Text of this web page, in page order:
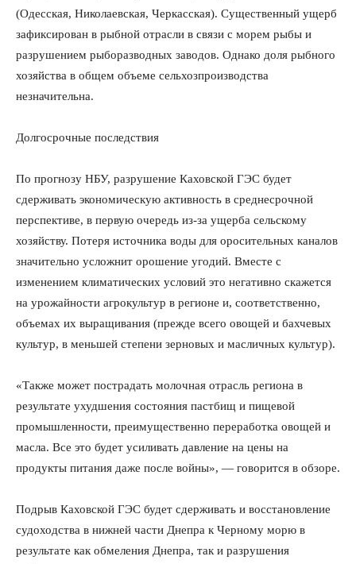
(Одесская, Николаевская, Черкасская). Существенный ущерб
зафиксирован в рыбной отрасли в связи с морем рыбы и
разрушением рыборазводных заводов. Однако доля рыбного
хозяйства в общем объеме сельхозпроизводства
незначительна.
Долгосрочные последствия
По прогнозу НБУ, разрушение Каховской ГЭС будет
сдерживать экономическую активность в среднесрочной
перспективе, в первую очередь из-за ущерба сельскому
хозяйству. Потеря источника воды для оросительных каналов
значительно усложнит орошение угодий. Вместе с
изменением климатических условий это негативно скажется
на урожайности агрокультур в регионе и, соответственно,
объемах их выращивания (прежде всего овощей и бахчевых
культур, в меньшей степени зерновых и масличных культур).
«Также может пострадать молочная отрасль региона в
результате ухудшения состояния пастбищ и пищевой
промышленности, преимущественно переработка овощей и
масла. Все это будет усиливать давление на цены на
продукты питания даже после войны», — говорится в обзоре.
Подрыв Каховской ГЭС будет сдерживать и восстановление
судоходства в нижней части Днепра к Черному морю в
результате как обмеления Днепра, так и разрушения